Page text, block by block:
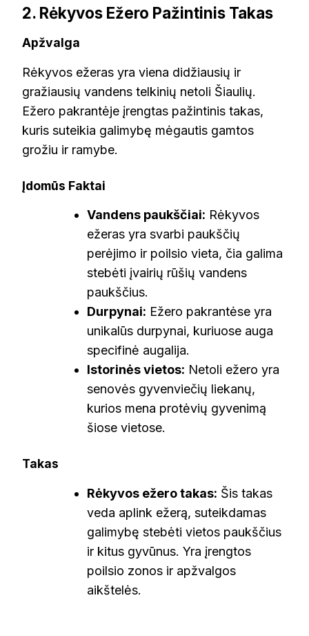
2. Rėkyvos Ežero Pažintinis Takas
Apžvalga
Rėkyvos ežeras yra viena didžiausių ir
gražiausių vandens telkinių netoli Šiaulių.
Ežero pakrantėje įrengtas pažintinis takas,
kuris suteikia galimybę mėgautis gamtos
grožiu ir ramybe.
Įdomūs Faktai
Vandens paukščiai: Rėkyvos
ežeras yra svarbi paukščių
perėjimo ir poilsio vieta, čia galima
stebėti įvairių rūšių vandens
paukščius.
Durpynai: Ežero pakrantėse yra
unikalūs durpynai, kuriuose auga
specifinė augalija.
Istorinės vietos: Netoli ežero yra
senovės gyvenviečių liekanų,
kurios mena protėvių gyvenimą
šiose vietose.
Takas
Rėkyvos ežero takas: Šis takas
veda aplink ežerą, suteikdamas
galimybę stebėti vietos paukščius
ir kitus gyvūnus. Yra įrengtos
poilsio zonos ir apžvalgos
aikštelės.